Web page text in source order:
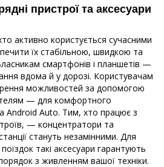
пристрої та аксесуари
активно користується сучасними
їх стабільною, швидкою та
смартфонів і планшетів —
вдома й у дорозі. Користувачам
можливостей за допомогою
— для комфортного
Android Auto. Тим, хто працює з
— концентратори та
стануть незамінними. Для
такі аксесуари гарантують
з живленням вашої техніки.